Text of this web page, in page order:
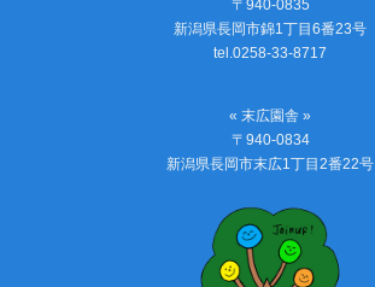
〒940-0835
新潟県長岡市錦1丁目6番23号
tel.0258-33-8717
« 末広園舎 »
〒940-0834
新潟県長岡市末広1丁目2番22号